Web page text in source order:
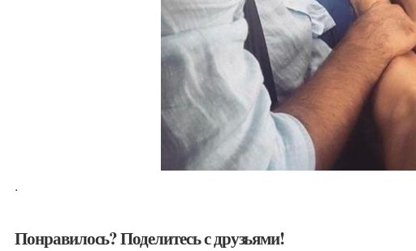
.
Понравилось? Поделитесь с друзьями!